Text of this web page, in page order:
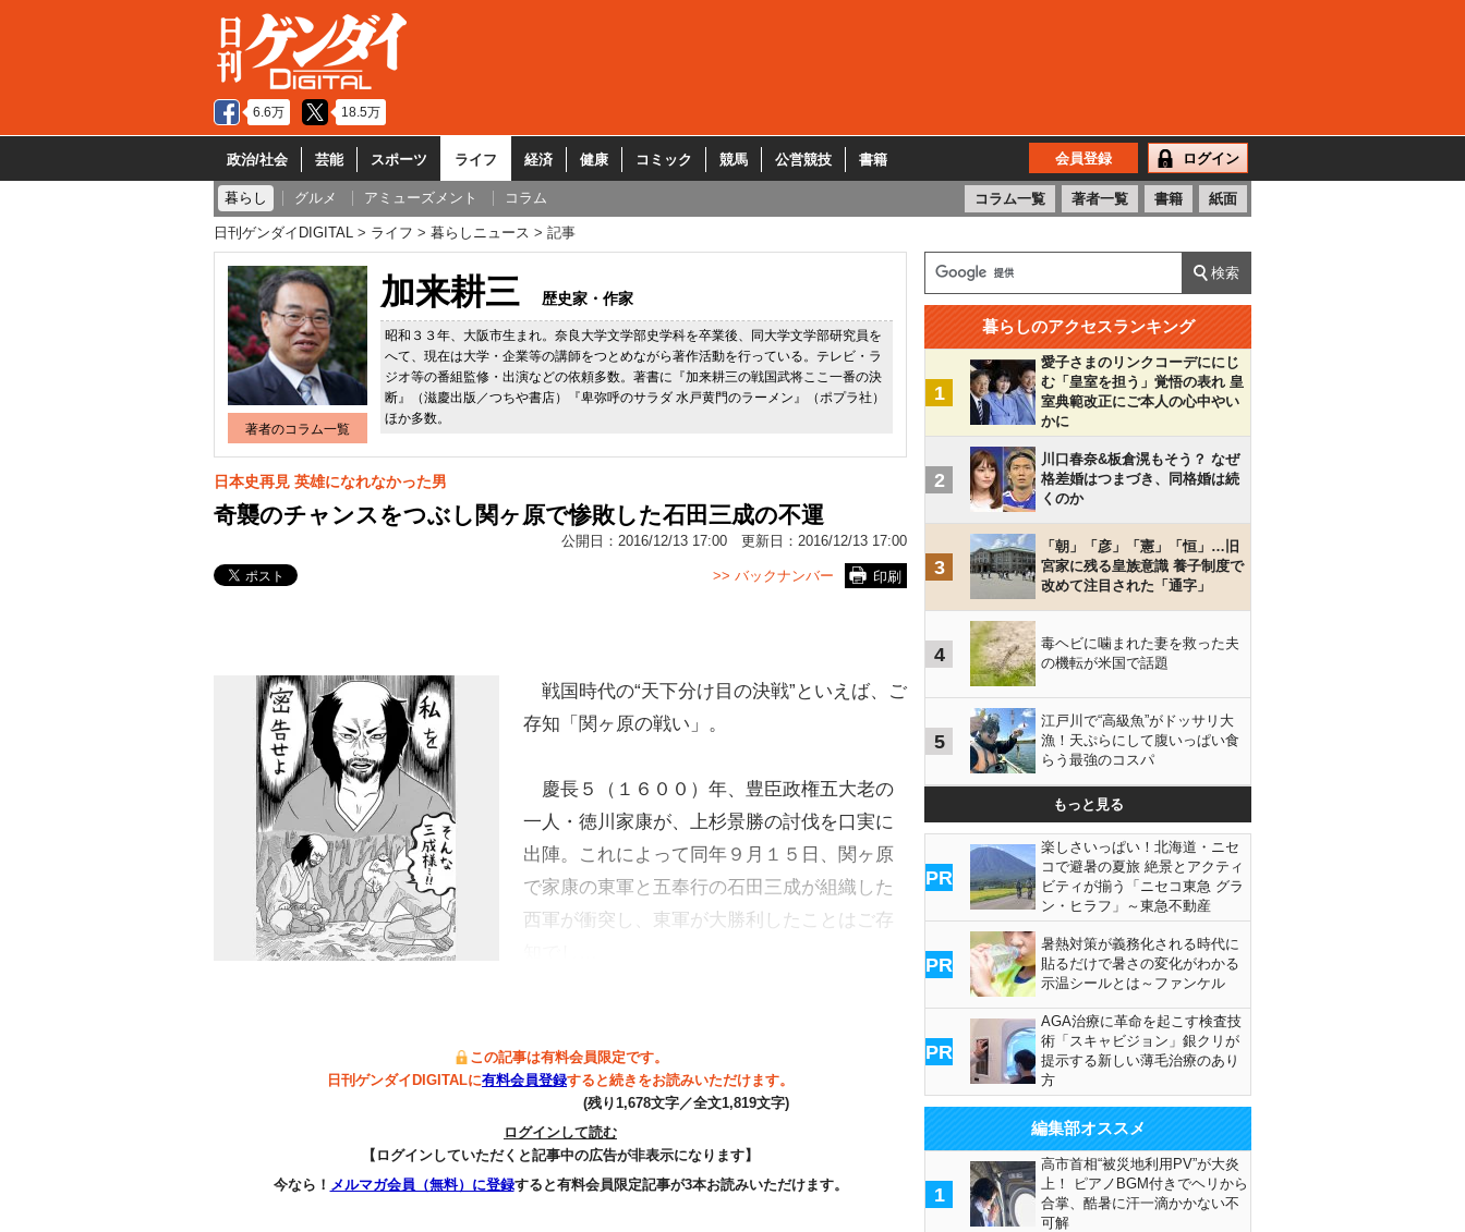
6.6万 18.5万
政治/社会 芸能 スポーツ ライフ 経済 健康 コミック 競馬 公営競技 書籍 会員登録 ログイン
暮らし グルメ アミューズメント コラム コラム一覧 著者一覧 書籍 紙面
日刊ゲンダイDIGITAL ライフ 暮らしニュース 記事
著者のコラム一覧
加来耕三 歴史家・作家
昭和３３年、大阪市生まれ。奈良大学文学部史学科を卒業後、同大学文学部研究員を
へて、現在は大学・企業等の講師をつとめながら著作活動を行っている。テレビ・ラ
ジオ等の番組監修・出演などの依頼多数。著書に『加来耕三の戦国武将ここ一番の決
断』（滋慶出版／つちや書店）『卑弥呼のサラダ 水戸黄門のラーメン』（ポプラ社）
ほか多数。
日本史再見 英雄になれなかった男
奇襲のチャンスをつぶし関ヶ原で惨敗した石田三成の不運
公開日： 2016/12/13 17:00 更新日： 2016/12/13 17:00
印刷
>> バックナンバー
戦国時代の“天下分け目の決戦”といえば、ご
存知「関ヶ原の戦い」。
慶長５（１６００）年、豊臣政権五大老の
一人・徳川家康が、上杉景勝の討伐を口実に
出陣。これによって同年９月１５日、関ヶ原
で家康の東軍と五奉行の石田三成が組織した
西軍が衝突し、東軍が大勝利したことはご存
この記事は有料会員限定です。
日刊ゲンダイDIGITALに有料会員登録すると続きをお読みいただけます。
(残り1,678文字／全文1,819文字)
ログインして読む
【ログインしていただくと記事中の広告が非表示になります】
今なら！ メルマガ会員（無料）に登録すると有料会員限定記事が3本お読みいただけます。
暮らしのアクセスランキング
1
愛子さまのリンクコーデににじ
む「皇室を担う」覚悟の表れ 皇
室典範改正にご本人の心中やい
かに
2
川口春奈&板倉滉もそう？ なぜ
格差婚はつまづき、同格婚は続
くのか
3
「朝」「彦」「憲」「恒」…旧
宮家に残る皇族意識 養子制度で
改めて注目された「通字」
4
毒ヘビに噛まれた妻を救った夫
の機転が米国で話題
5
江戸川で“高級魚”がドッサリ大
漁！天ぷらにして腹いっぱい食
らう最強のコスパ
もっと見る
PR
楽しさいっぱい！北海道・ニセ
コで避暑の夏旅 絶景とアクティ
ビティが揃う「ニセコ東急 グラ
ン・ヒラフ」～東急不動産
PR
暑熱対策が義務化される時代に
貼るだけで暑さの変化がわかる
示温シールとは～ファンケル
PR
AGA治療に革命を起こす検査技
術「スキャビジョン」銀クリが
提示する新しい薄毛治療のあり
方
編集部オススメ
1
高市首相“被災地利用PV”が大炎
上！ ピアノBGM付きでヘリから
合掌、酷暑に汗一滴かかない不
可解